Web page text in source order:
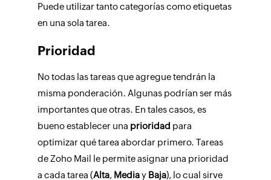
Puede utilizar tanto categorías como etiquetas
en una sola tarea.
Prioridad
No todas las tareas que agregue tendrán la
misma ponderación. Algunas podrían ser más
importantes que otras. En tales casos, es
bueno establecer una prioridad para
optimizar qué tarea abordar primero.Tareas
de Zoho Mail le permite asignar una prioridad
a cada tarea (Alta, Mediay Baja), lo cual sirve